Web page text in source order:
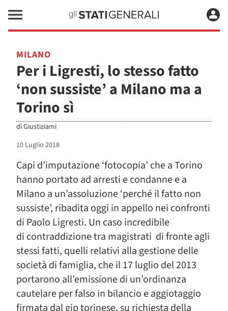
MILANO
Per i Ligresti, lo stesso fatto
‘non sussiste’ a Milano ma a
Torino sì
diGiustiziami
10 Luglio 2018
Capi d’imputazione ‘fotocopia’ che a Torino
hanno portato ad arresti e condanne e a
Milano a un’assoluzione ‘perché il fatto non
sussiste’, ribadita oggi in appello nei confronti
di Paolo Ligresti. Un caso incredibile
di contraddizione tra magistrati di fronte agli
stessi fatti, quelli relativi alla gestione delle
società di famiglia, che il 17 luglio del 2013
portarono all’emissione di un’ordinanza
cautelare per falso in bilancio e aggiotaggio
firmata dal gip torinese, su richiesta della